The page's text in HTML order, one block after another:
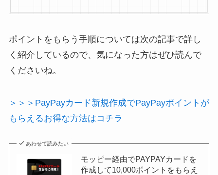
ポイントをもらう手順については次の記事で詳し
く紹介しているので、気になった方はぜひ読んで
くださいね。
＞＞＞PayPayカード新規作成でPayPayポイントが
もらえるお得な方法はコチラ
あわせて読みたい
モッピー経由でPAYPAYカードを
作成して10,000ポイントをもらえ